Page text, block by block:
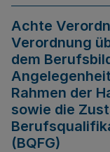
Achte
Verordnung
dem
Rahmen der
sowie die
(BQFG)